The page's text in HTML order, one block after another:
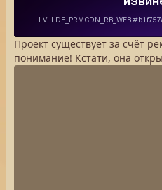
Проект существует за счёт
понимание! Кстати, она